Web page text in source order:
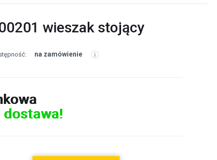
wieszak stojący
na zamówienie
dostawa!